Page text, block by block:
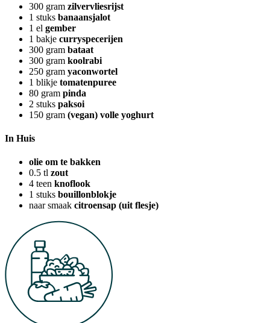
300 gram zilvervliesrijst
1 stuks banaansjalot
1 el gember
1 bakje curryspecerijen
300 gram bataat
300 gram koolrabi
250 gram yaconwortel
1 blikje tomatenpuree
80 gram pinda
2 stuks paksoi
150 gram (vegan) volle yoghurt
In Huis
olie om te bakken
0.5 tl zout
4 teen knoflook
1 stuks bouillonblokje
naar smaak citroensap (uit flesje)